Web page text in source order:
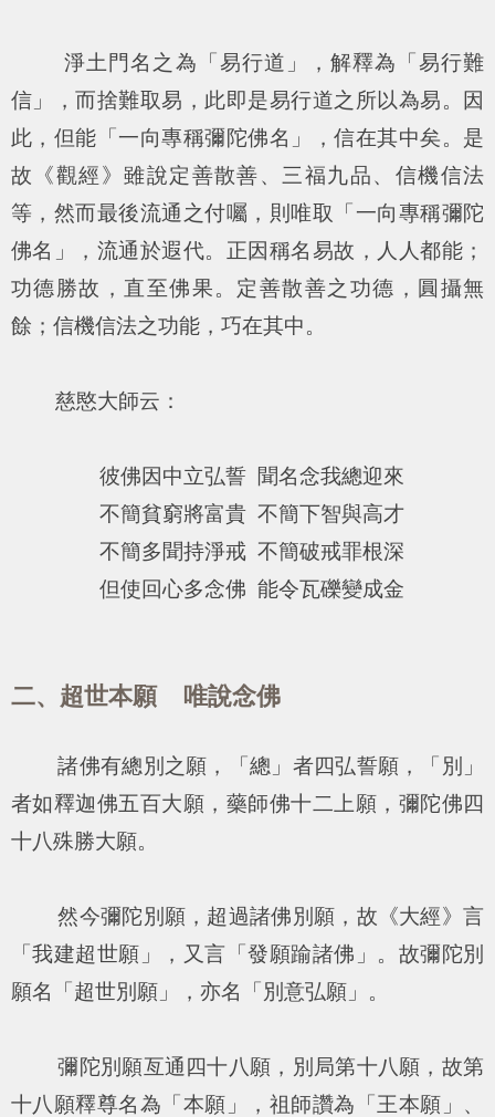
淨土門名之為「易行道」，解釋為「易行難
信」，而捨難取易，此即是易行道之所以為易。因
此，但能「一向專稱彌陀佛名」，信在其中矣。是
故《觀經》雖說定善散善、三福九品、信機信法
等，然而最後流通之付囑，則唯取「一向專稱彌陀
佛名」，流通於遐代。正因稱名易故，人人都能；
功德勝故，直至佛果。定善散善之功德，圓攝無
餘；信機信法之功能，巧在其中。
慈愍大師云：
彼佛因中立弘誓 聞名念我總迎來
不簡貧窮將富貴 不簡下智與高才
不簡多聞持淨戒 不簡破戒罪根深
但使回心多念佛 能令瓦礫變成金
二、超世本願 唯說念佛
諸佛有總別之願，「總」者四弘誓願，「別」
者如釋迦佛五百大願，藥師佛十二上願，彌陀佛四
十八殊勝大願。
然今彌陀別願，超過諸佛別願，故《大經》言
「我建超世願」，又言「發願踰諸佛」。故彌陀別
願名「超世別願」，亦名「別意弘願」。
彌陀別願亙通四十八願，別局第十八願，故第
十八願釋尊名為「本願」，祖師讚為「王本願」、